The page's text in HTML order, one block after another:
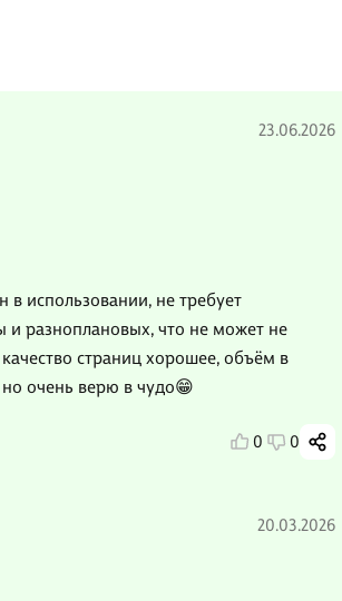
23.06.2026
использовании, не требует
и разноплановых, что не может не
страниц хорошее, объём в
очень верю в чудо😁
0 0
20.03.2026